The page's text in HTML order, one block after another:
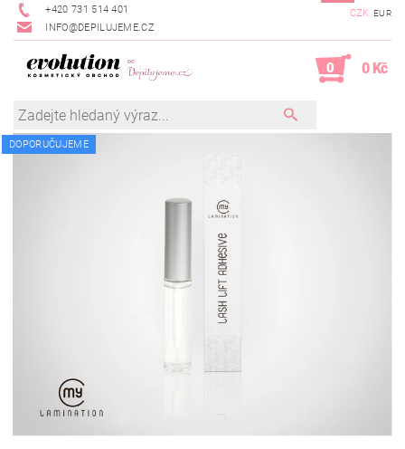
+420 731 514 401
INFO@DEPILUJEME.CZ
CZK EUR
0 0 Kč
DOPORUČUJEME